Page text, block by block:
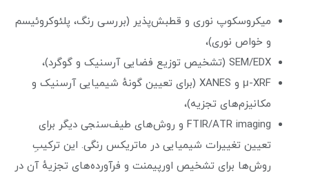
میکروسکوپ نوری و قطبش‌پذیر (بررسی رنگ، پلئوکروئیسم
و خواص نوری)،
SEM/EDX (تشخیص توزیع فضایی آرسنیک و گوگرد)،
μ-XRF و XANES (برای تعیین گونهٔ شیمیایی آرسنیک و
مکانیزم‌های تجزیه)،
FTIR/ATR imaging و روش‌های طیف‌سنجی دیگر برای
تعیین تغییرات شیمیایی در ماتریکس رنگی. این ترکیبِ
روش‌ها برای تشخیص اورپیمنت و فرآورده‌های تجزیهٔ آن در